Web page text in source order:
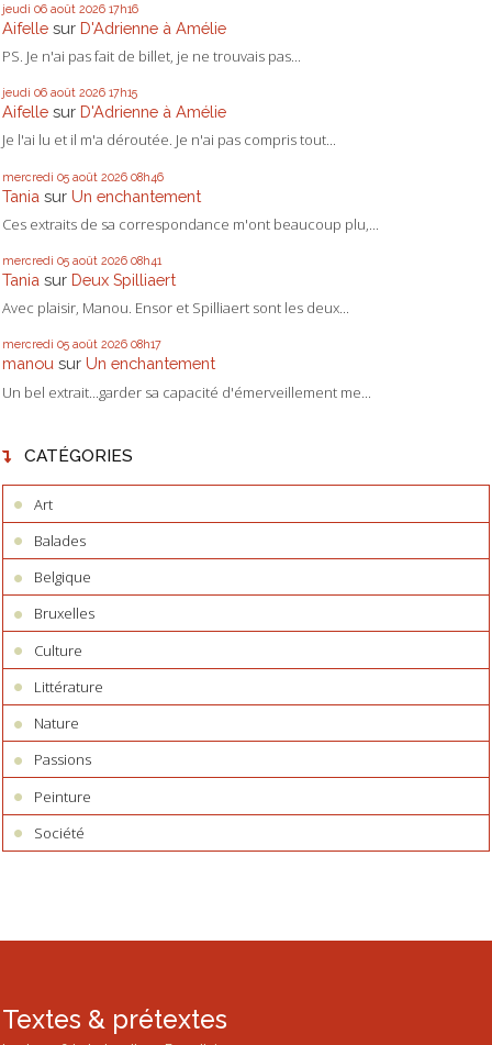
jeudi 06 août 2026 17h16
Aifelle sur D'Adrienne à Amélie
PS. Je n'ai pas fait de billet, je ne trouvais pas...
jeudi 06 août 2026 17h15
Aifelle sur D'Adrienne à Amélie
Je l'ai lu et il m'a déroutée. Je n'ai pas compris tout...
mercredi 05 août 2026 08h46
Tania sur Un enchantement
Ces extraits de sa correspondance m'ont beaucoup plu,...
mercredi 05 août 2026 08h41
Tania sur Deux Spilliaert
Avec plaisir, Manou. Ensor et Spilliaert sont les deux...
mercredi 05 août 2026 08h17
manou sur Un enchantement
Un bel extrait...garder sa capacité d'émerveillement me...
CATÉGORIES
Art
Balades
Belgique
Bruxelles
Culture
Littérature
Nature
Passions
Peinture
Société
Textes & prétextes